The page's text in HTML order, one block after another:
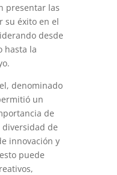
presentar las
su éxito en el
desde
hasta la
denominado
un
de
de
innovación y
puede